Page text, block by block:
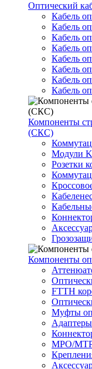
Оптический
Кабель
Кабель
Кабель
Кабель
Кабель
Кабель
Кабель
Кабель
Компоненты
(СКС)
Модули
Розетки
Компоненты
FTTH
Муфты
MPO/